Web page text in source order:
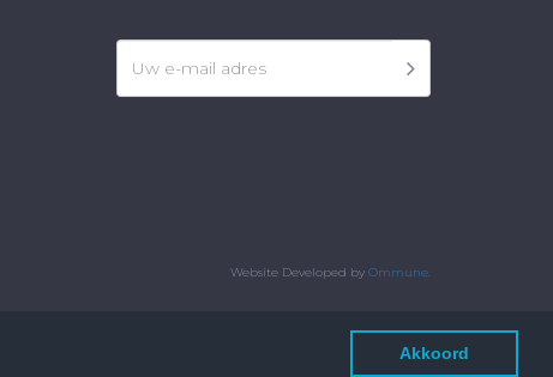
Akkoord
Website Developed by Ommune